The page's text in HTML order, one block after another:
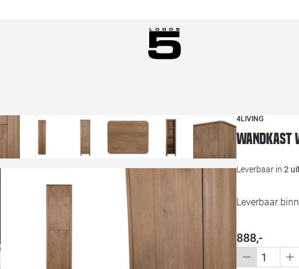
4LIVING
Wandkast
Leverbaar in 2
Leverbaar
888,-